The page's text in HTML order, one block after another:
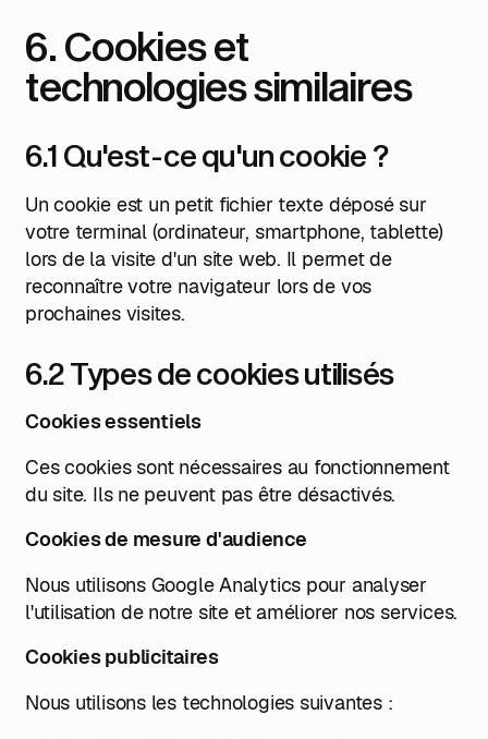
6. Cookies et
technologies similaires
6.1 Qu'est-ce qu'un cookie ?
Un cookie est un petit fichier texte déposé sur
votre terminal (ordinateur, smartphone, tablette)
lors de la visite d'un site web. Il permet de
reconnaître votre navigateur lors de vos
prochaines visites.
6.2 Types de cookies utilisés
Cookies essentiels
Ces cookies sont nécessaires au fonctionnement
du site. Ils ne peuvent pas être désactivés.
Cookies de mesure d'audience
Nous utilisons Google Analytics pour analyser
l'utilisation de notre site et améliorer nos services.
Cookies publicitaires
Nous utilisons les technologies suivantes :